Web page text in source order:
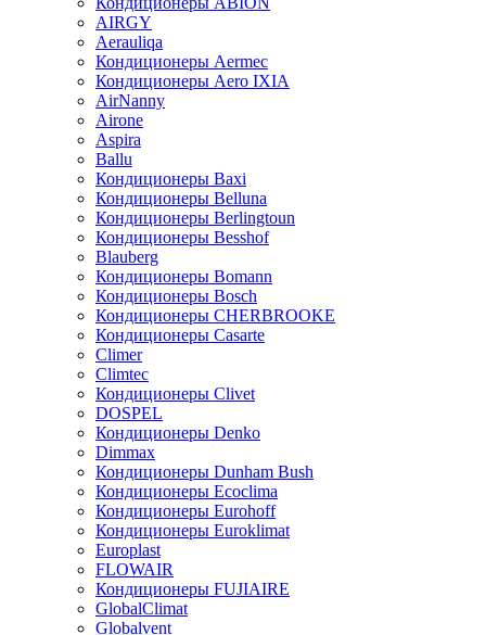
AIRGY
Aerauliqa
Кондиционеры Aermec
Кондиционеры Aero IXIA
AirNanny
Airone
Aspira
Ballu
Кондиционеры Baxi
Кондиционеры Belluna
Кондиционеры Berlingtoun
Кондиционеры Besshof
Blauberg
Кондиционеры Bomann
Кондиционеры Bosch
Кондиционеры CHERBROOKE
Кондиционеры Casarte
Climer
Climtec
Кондиционеры Clivet
DOSPEL
Кондиционеры Denko
Dimmax
Кондиционеры Dunham Bush
Кондиционеры Ecoclima
Кондиционеры Eurohoff
Кондиционеры Euroklimat
Europlast
FLOWAIR
Кондиционеры FUJIAIRE
GlobalClimat
Globalvent